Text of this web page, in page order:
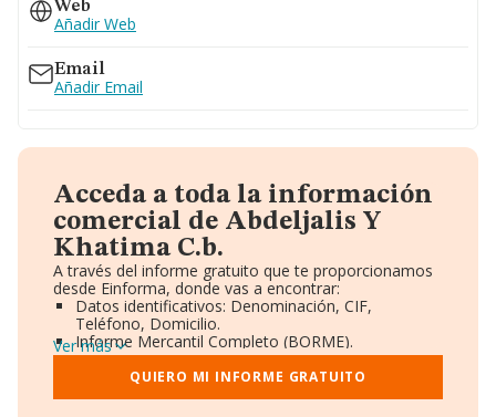
Web
Añadir Web
Email
Añadir Email
Acceda a toda la información
comercial de Abdeljalis Y
Khatima C.b.
A través del informe gratuito que te proporcionamos
desde Einforma, donde vas a encontrar:
Datos identificativos: Denominación, CIF,
Teléfono, Domicilio.
Informe Mercantil Completo (BORME).
Gráficos de Evolución Ventas y Empleados.
Consejo de Administración y Administradores.
Directivos y Ejecutivos.
Ver más
QUIERO MI INFORME GRATUITO